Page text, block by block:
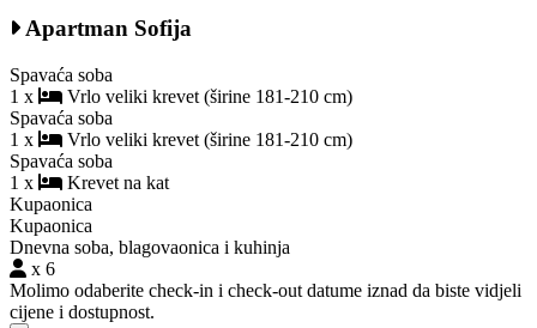
Apartman Sofija
Spavaća soba
1 x
Vrlo veliki krevet (širine 181-210 cm)
Spavaća soba
1 x
Vrlo veliki krevet (širine 181-210 cm)
Spavaća soba
1 x
Krevet na kat
Kupaonica
Kupaonica
Dnevna soba, blagovaonica i kuhinja
x 6
Molimo odaberite check-in i check-out datume iznad da biste vidjeli
cijene i dostupnost.